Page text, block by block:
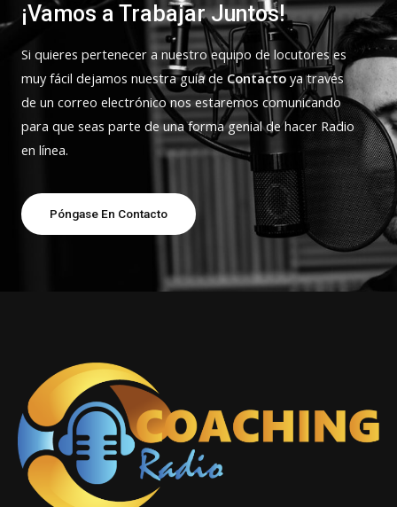
¡Vamos a Trabajar Juntos!
Si quieres pertenecer a nuestro equipo de locutores es
muy fácil dejamos nuestra guía de Contactoya través
de un correo electrónico nos estaremos comunicando
para que seas parte de una forma genial de hacer Radio
en línea.
Póngase En Contacto